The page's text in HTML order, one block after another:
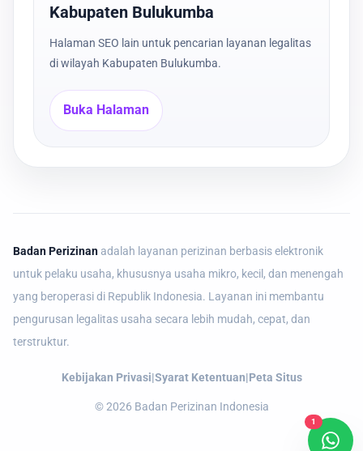
Kabupaten Bulukumba
Halaman SEO lain untuk pencarian layanan legalitas
di wilayah Kabupaten Bulukumba.
Buka Halaman
Badan Perizinan adalah layanan perizinan berbasis elektronik
untuk pelaku usaha, khususnya usaha mikro, kecil, dan menengah
yang beroperasi di Republik Indonesia. Layanan ini membantu
pengurusan legalitas usaha secara lebih mudah, cepat, dan
terstruktur.
Kebijakan Privasi|Syarat Ketentuan|Peta Situs
©2026 Badan Perizinan Indonesia
1